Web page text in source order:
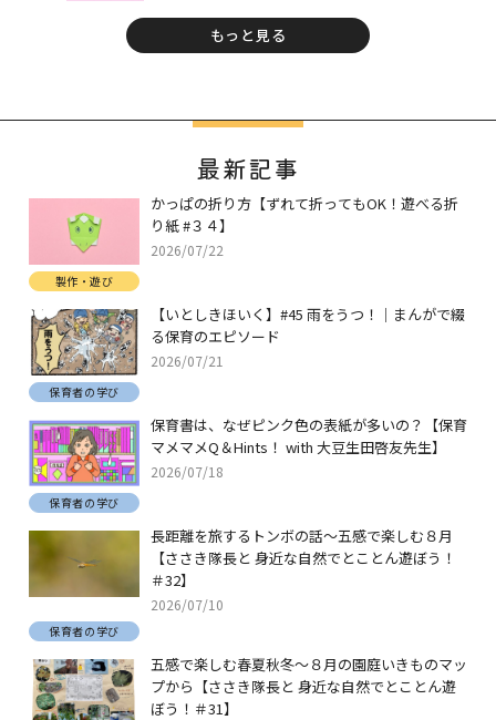
もっと見る
最新記事
かっぱの折り方【ずれて折ってもOK！遊べる折
り紙 #３４】
2026/07/22
製作・遊び
【いとしきほいく】#45 雨をうつ！｜まんがで綴
る保育のエピソード
2026/07/21
保育者の学び
保育書は、なぜピンク色の表紙が多いの？【保育
マメマメQ＆Hints！ with 大豆生田啓友先生】
2026/07/18
保育者の学び
長距離を旅するトンボの話～五感で楽しむ８月
【ささき隊長と 身近な自然でとことん遊ぼう！
＃32】
2026/07/10
保育者の学び
五感で楽しむ春夏秋冬～８月の園庭いきものマッ
プから【ささき隊長と 身近な自然でとことん遊
ぼう！＃31】